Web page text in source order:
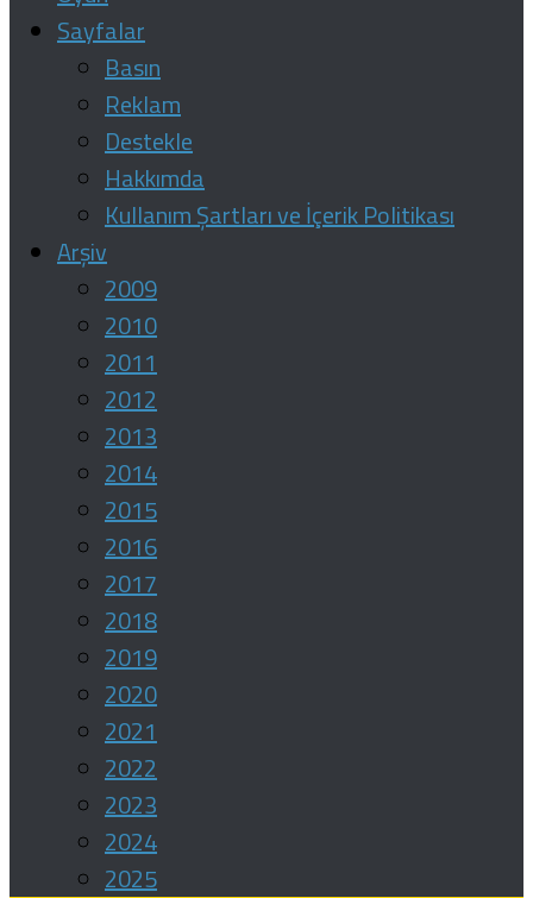
Sayfalar
Basın
Reklam
Destekle
Hakkımda
Kullanım Şartları ve İçerik Politikası
Arşiv
2009
2010
2011
2012
2013
2014
2015
2016
2017
2018
2019
2020
2021
2022
2023
2024
2025